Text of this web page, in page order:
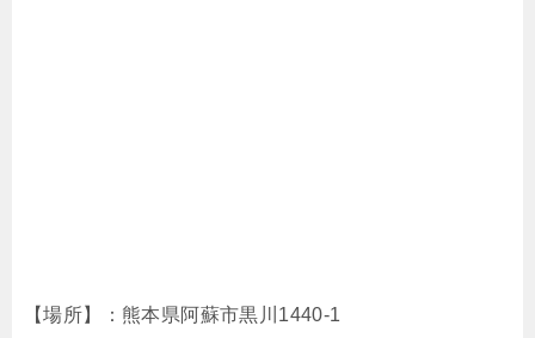
【場所】：熊本県阿蘇市黒川1440-1